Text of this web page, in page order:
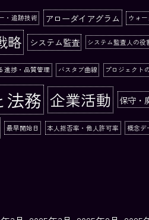
・追跡技術 アローダイアグラム ウォ
略 システム監査 システム監査人の役
進捗・品質管理 バスタブ曲線 プロジェクト
法務 企業活動 保守・
最早開始日 本人拒否率・他人許可率 概念デ